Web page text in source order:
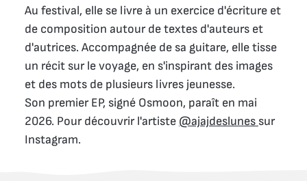
Au festival, elle se livre à un exercice d'écriture et
de composition autour de textes d'auteurs et
d'autrices. Accompagnée de sa guitare, elle tisse
un récit sur le voyage, en s'inspirant des images
et des mots de plusieurs livres jeunesse.
Son premier EP, signé Osmoon, paraît en mai
2026. Pour découvrir l'artiste @ajajdeslunes sur
Instagram.